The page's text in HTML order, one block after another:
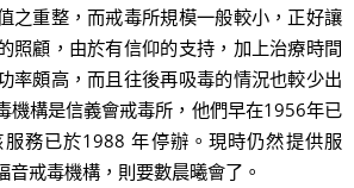
之重整，而戒毒所規模一般較小，正好讓
照顧，由於有信仰的支持，加上治療時間
率頗高，而且往後再吸毒的情況也較少出
機構是信義會戒毒所，他們早在1956年已
務已於1988 年停辦。現時仍然提供服
音戒毒機構，則要數晨曦會了。